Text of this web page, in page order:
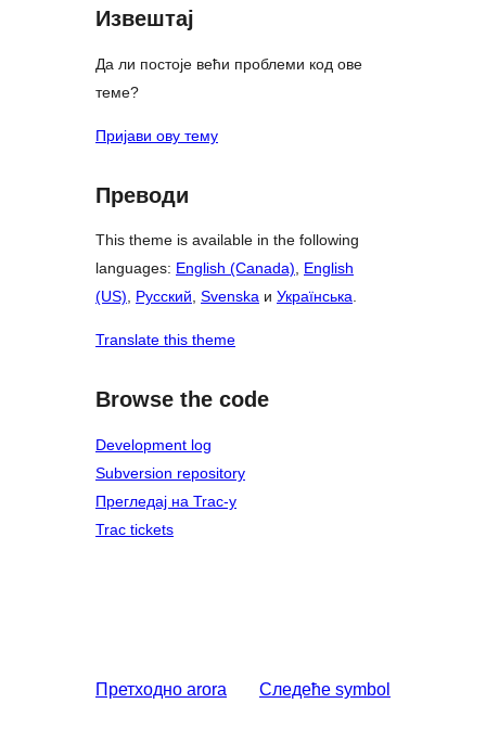
Извештај
Да ли постоје већи проблеми код ове
теме?
Пријави ову тему
Преводи
This theme is available in the following
languages: English (Canada), English
(US), Русский, Svenska и Українська.
Translate this theme
Browse the code
Development log
Subversion repository
Прегледај на Trac-у
Trac tickets
Претходно arora Следеће symbol